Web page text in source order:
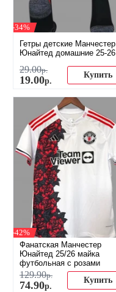
-34%
Гетры детские Манчестер
Юнайтед домашние 25-26
29.00р.
19.00р.
Купить
-42%
Фанатская Манчестер
Юнайтед 25/26 майка
футбольная с розами
129.90р.
74.90р.
Купить